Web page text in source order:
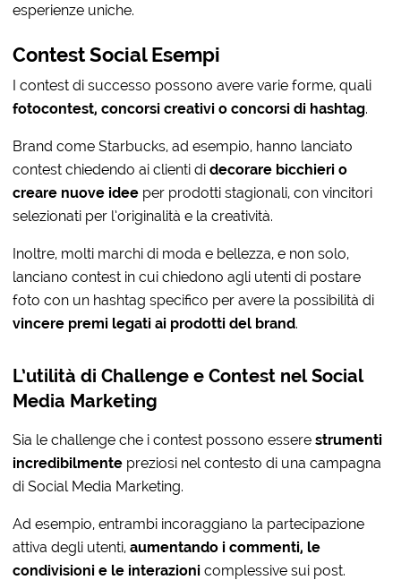
esperienze uniche.
Contest Social Esempi
I contest di successo possono avere varie forme, quali
fotocontest, concorsi creativi o concorsi di hashtag.
Brand come Starbucks, ad esempio, hanno lanciato
contest chiedendo ai clienti didecorare bicchieri o
creare nuove idee per prodotti stagionali, con vincitori
selezionati per l’originalità e la creatività.
Inoltre, molti marchi di moda e bellezza, e non solo,
lanciano contest in cui chiedono agli utenti di postare
foto con un hashtag specifico per avere la possibilità di
vincere premi legati ai prodotti del brand.
L’utilità di Challenge e Contest nel Social
Media Marketing
Sia le challenge che i contest possono esserestrumenti
incredibilmente preziosi nel contesto di una campagna
di Social Media Marketing.
Ad esempio, entrambi incoraggiano la partecipazione
attiva degli utenti,aumentando i commenti, le
condivisioni e le interazioni complessive sui post.